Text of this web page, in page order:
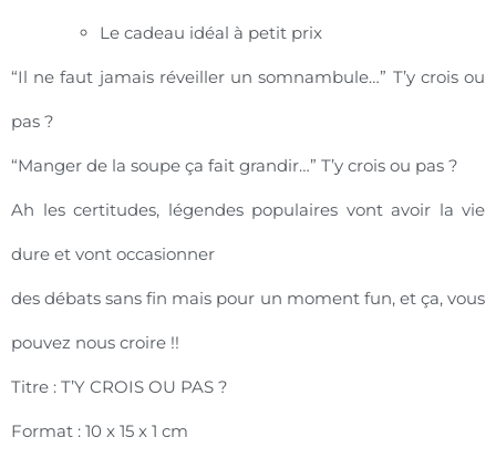
Le cadeau idéal à petit prix
“Il ne faut jamais réveiller un somnambule…” T’y crois ou
pas ?
“Manger de la soupe ça fait grandir…” T’y crois ou pas ?
Ah les certitudes, légendes populaires vont avoir la vie
dure et vont occasionner
des débats sans fin mais pour un moment fun, et ça, vous
pouvez nous croire !!
Titre : T’Y CROIS OU PAS ?
Format : 10 x 15 x 1 cm